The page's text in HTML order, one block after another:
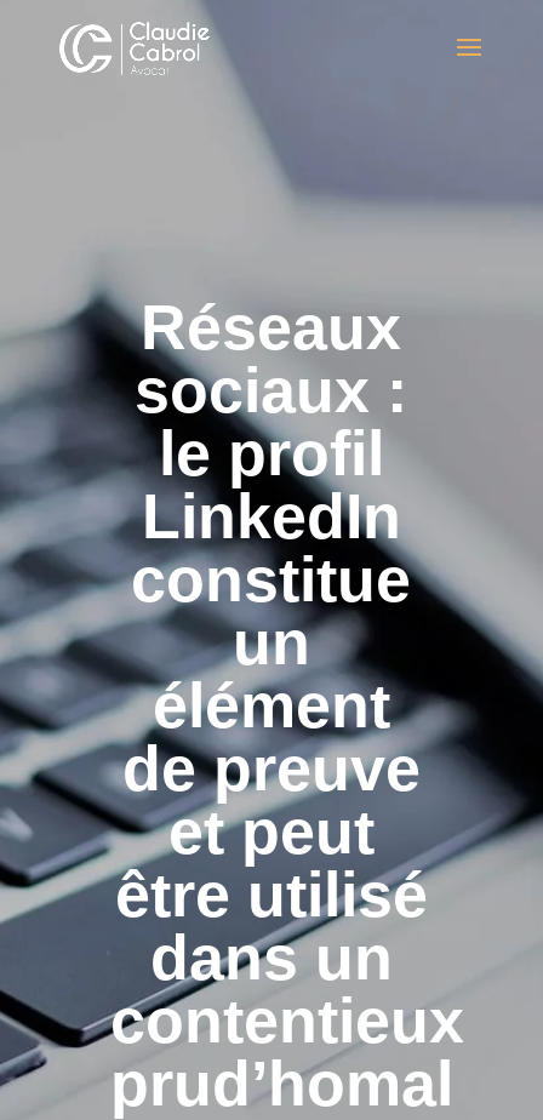
Réseaux
sociaux :
le profil
LinkedIn
constitue
un
élément
de preuve
et peut
être utilisé
dans un
contentieux
prud’homal